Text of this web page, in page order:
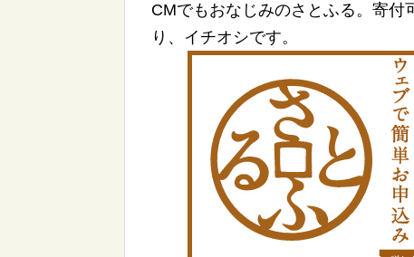
CMでもおなじみのさとふる。寄
り、イチオシです。